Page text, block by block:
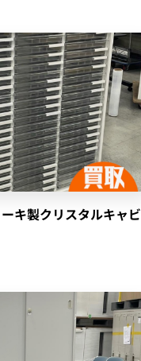
キ製クリスタルキャビ